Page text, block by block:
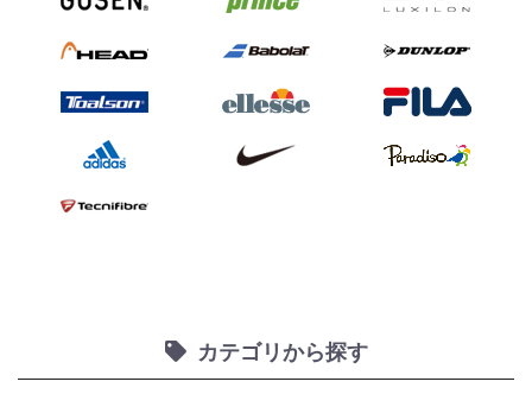
カテゴリから探す